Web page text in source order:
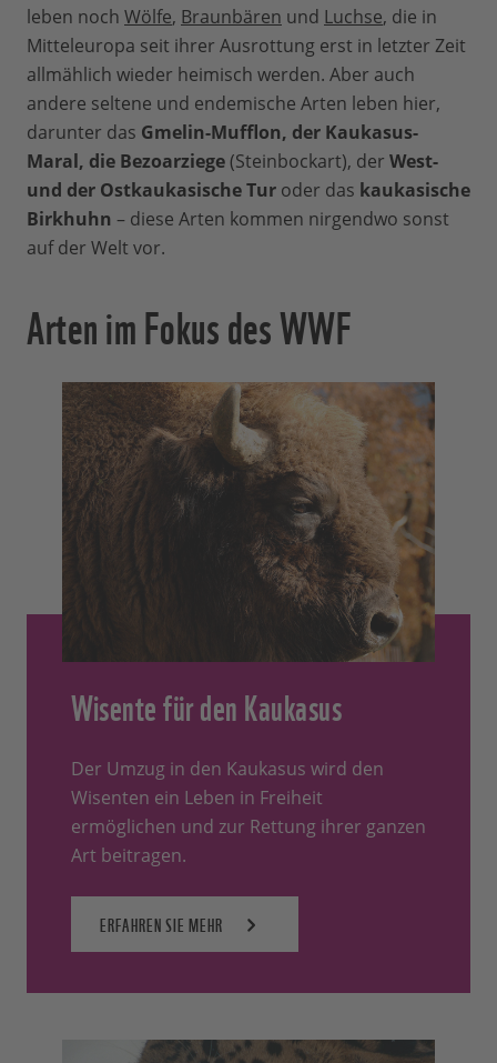
leben noch Wölfe, Braunbären und Luchse, die in
Mitteleuropa seit ihrer Ausrottung erst in letzter Zeit
allmählich wieder heimisch werden. Aber auch
andere seltene und endemische Arten leben hier,
darunter das Gmelin-Mufflon, der Kaukasus-
Maral, die Bezoarziege(Steinbockart), der West-
und der Ostkaukasische Tur oder das kaukasische
Birkhuhn – diese Arten kommen nirgendwo sonst
auf der Welt vor.
Arten im Fokus des WWF
Wisente für den Kaukasus
Der Umzug in den Kaukasus wird den
Wisenten ein Leben in Freiheit
ermöglichen und zur Rettung ihrer ganzen
Art beitragen.
ERFAHREN SIE MEHR